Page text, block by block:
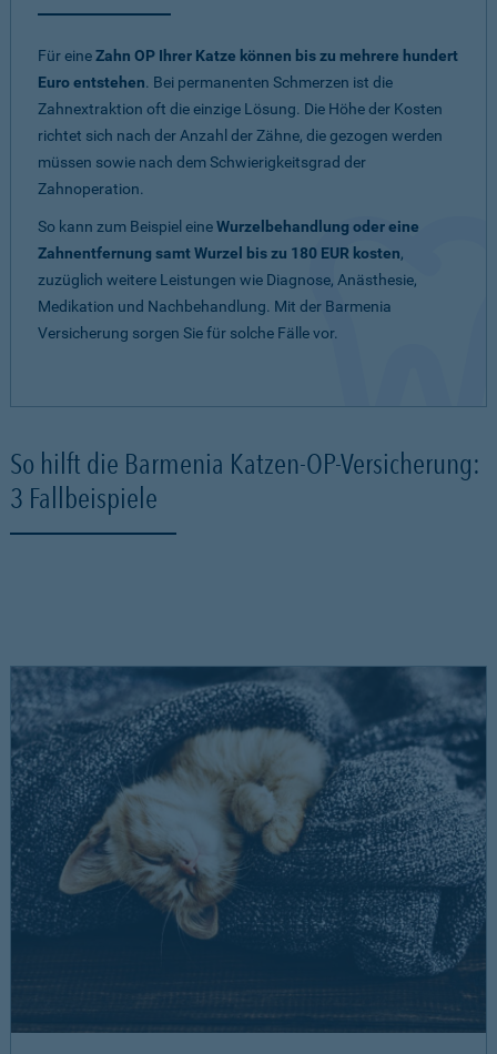
Für eineZahn OP Ihrer Katze können bis zu mehrere hundert
Euro entstehen. Bei permanenten Schmerzen ist die
Zahnextraktion oft die einzige Lösung. Die Höhe der Kosten
richtet sich nach der Anzahl der Zähne, die gezogen werden
müssen sowie nach dem Schwierigkeitsgrad der
Zahnoperation.
So kann zum Beispiel eineWurzelbehandlung oder eine
Zahnentfernung samt Wurzel bis zu 180 EUR kosten,
zuzüglich weitere Leistungen wie Diagnose, Anästhesie,
Medikation und Nachbehandlung. Mit der Barmenia
Versicherung sorgen Sie für solche Fälle vor.
So hilft die Barmenia Katzen-OP-Versicherung:
3 Fallbeispiele